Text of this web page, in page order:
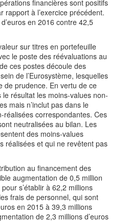
financières sont positifs
rapport à l’exercice précédent.
en 2016 contre 42,5
sur titres en portefeuille
le poste des réévaluations au
ces postes découle des
de l’Eurosystème, lesquelles
de prudence. En vertu de ce
résultat les moins-values non-
mais n’inclut pas dans le
réalisées correspondantes. Ces
neutralisées au bilan. Les
des moins-values
réalisées et qui ne revêtent pas
au financement des
augmentation de 0,5 million
s’établir à 62,2 millions
frais de personnel, qui sont
en 2015 à 39,3 millions
de 2,3 millions d’euros